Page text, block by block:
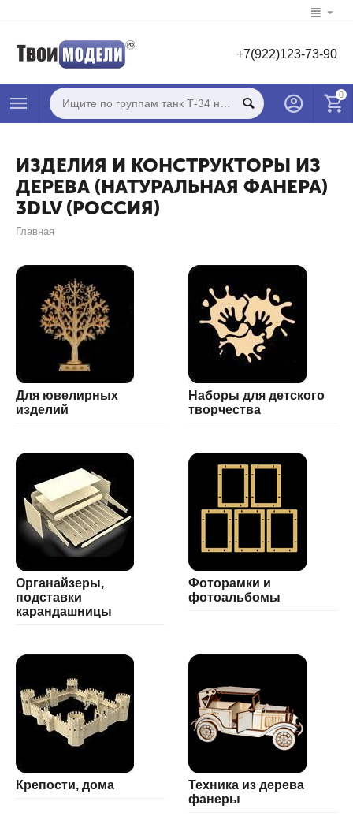
+7(922)123-73-90
0
ИЗДЕЛИЯ И КОНСТРУКТОРЫ ИЗ
ДЕРЕВА (НАТУРАЛЬНАЯ ФАНЕРА)
3DLV (РОССИЯ)
Главная
Для ювелирных
изделий
Наборы для детского
творчества
Органайзеры,
подставки
карандашницы
Фоторамки и
фотоальбомы
Крепости, дома
Техника из дерева
фанеры